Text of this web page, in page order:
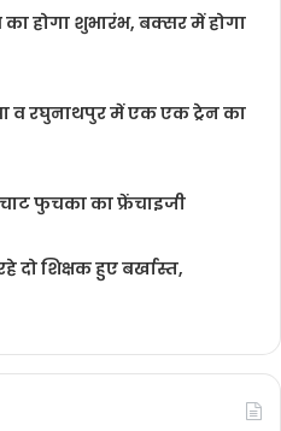
होगा शुभारंभ, बक्सर में होगा
व रघुनाथपुर में एक एक ट्रेन का
फुचका का फ्रेंचाइजी
दो शिक्षक हुए बर्खास्त,